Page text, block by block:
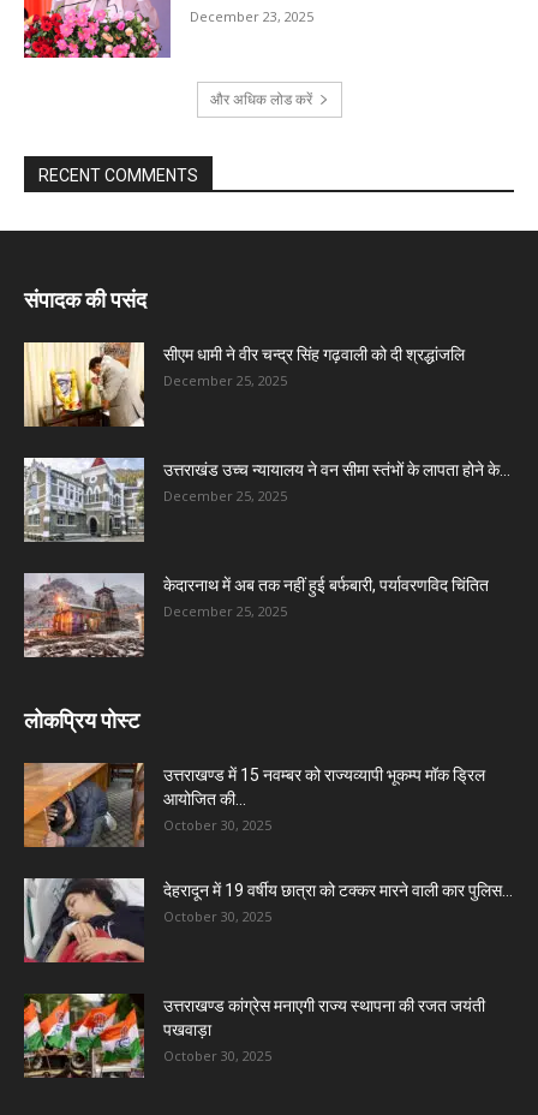
December 23, 2025
और अधिक लोड करें
RECENT COMMENTS
संपादक की पसंद
सीएम धामी ने वीर चन्द्र सिंह गढ़वाली को दी श्रद्धांजलि
December 25, 2025
उत्तराखंड उच्च न्यायालय ने वन सीमा स्तंभों के लापता होने के...
December 25, 2025
केदारनाथ में अब तक नहीं हुई बर्फबारी, पर्यावरणविद चिंतित
December 25, 2025
लोकप्रिय पोस्ट
उत्तराखण्ड में 15 नवम्बर को राज्यव्यापी भूकम्प मॉक ड्रिल
आयोजित की...
October 30, 2025
देहरादून में 19 वर्षीय छात्रा को टक्कर मारने वाली कार पुलिस...
October 30, 2025
उत्तराखण्ड कांग्रेस मनाएगी राज्य स्थापना की रजत जयंती
पखवाड़ा
October 30, 2025